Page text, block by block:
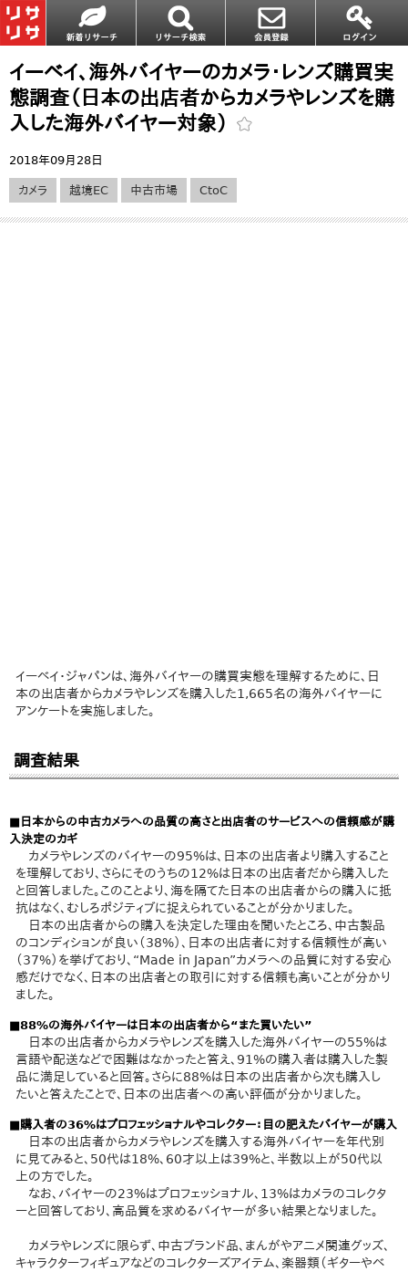
イーベイ、海外バイヤーのカメラ・レンズ購買実
態調査（日本の出店者からカメラやレンズを購
入した海外バイヤー対象）
2018年09月28日
カメラ 越境EC 中古市場 CtoC
イーベイ・ジャパンは、海外バイヤーの購買実態を理解するために、日
本の出店者からカメラやレンズを購入した1,665名の海外バイヤーに
アンケートを実施しました。
調査結果
■日本からの中古カメラへの品質の高さと出店者のサービスへの信頼感が購
入決定のカギ
カメラやレンズのバイヤーの95%は、日本の出店者より購入すること
を理解しており、さらにそのうちの12%は日本の出店者だから購入した
と回答しました。このことより、海を隔てた日本の出店者からの購入に抵
抗はなく、むしろポジティブに捉えられていることが分かりました。
日本の出店者からの購入を決定した理由を聞いたところ、中古製品
のコンディションが良い（38%）、日本の出店者に対する信頼性が高い
（37%）を挙げており、“Made in Japan”カメラへの品質に対する安心
感だけでなく、日本の出店者との取引に対する信頼も高いことが分かり
ました。
■88%の海外バイヤーは日本の出店者から“また買いたい”
日本の出店者からカメラやレンズを購入した海外バイヤーの55%は
言語や配送などで困難はなかったと答え、91%の購入者は購入した製
品に満足していると回答。さらに88%は日本の出店者から次も購入し
たいと答えたことで、日本の出店者への高い評価が分かりました。
■購入者の36%はプロフェッショナルやコレクター：目の肥えたバイヤーが購入
日本の出店者からカメラやレンズを購入する海外バイヤーを年代別
に見てみると、50代は18%、60才以上は39%と、半数以上が50代以
上の方でした。
なお、バイヤーの23%はプロフェッショナル、13%はカメラのコレクタ
ーと回答しており、高品質を求めるバイヤーが多い結果となりました。
カメラやレンズに限らず、中古ブランド品、まんがやアニメ関連グッズ、
キャラクターフィギュアなどのコレクターズアイテム、楽器類（ギターやベ